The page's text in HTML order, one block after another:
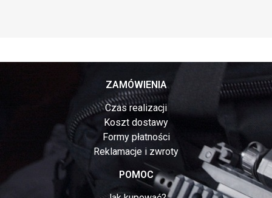
ZAMÓWIENIA
Czas realizacji
Koszt dostawy
Formy płatności
Reklamacje i zwroty
POMOC